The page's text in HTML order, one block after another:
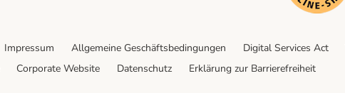
Impressum Allgemeine Geschäftsbedingungen Digital Services Act
Corporate Website Datenschutz Erklärung zur Barrierefreiheit